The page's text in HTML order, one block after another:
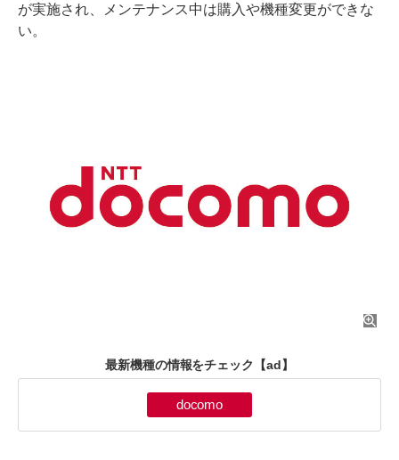
が実施され、メンテナンス中は購入や機種変更ができな
い。
最新機種の情報をチェック 【ad】
docomo